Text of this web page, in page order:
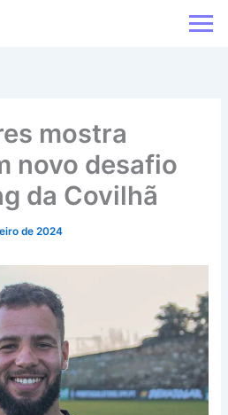
mostra
novo desafio
da Covilhã
de 2024